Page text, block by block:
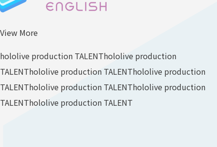
View More
hololive production TALENThololive production
TALENThololive production TALENThololive production
TALENThololive production TALENThololive production
TALENThololive production TALENT